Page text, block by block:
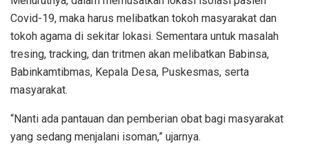
Covid-19, maka harus melibatkan tokoh masyarakat dan
tokoh agama di sekitar lokasi. Sementara untuk masalah
tresing, tracking, dan tritmen akan melibatkan Babinsa,
Babinkamtibmas, Kepala Desa, Puskesmas, serta
masyarakat.
“Nanti ada pantauan dan pemberian obat bagi masyarakat
yang sedang menjalani isoman,” ujarnya.